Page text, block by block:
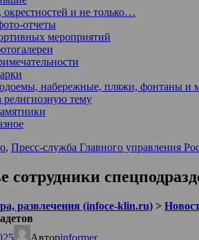
и не только…
отчеты
мероприятий
набережные, пляжи, фонтаны и
религиозную тему
, Пресс-служба Главного управления
сотрудники
развлечения (infoce-klin.ru) >
Авторinformer